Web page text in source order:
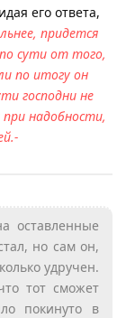
его ответа,
придется
сути от того,
по итогу он
господни не
надобности,
оставленные
но сам он,
удручен.
тот сможет
покинуто в